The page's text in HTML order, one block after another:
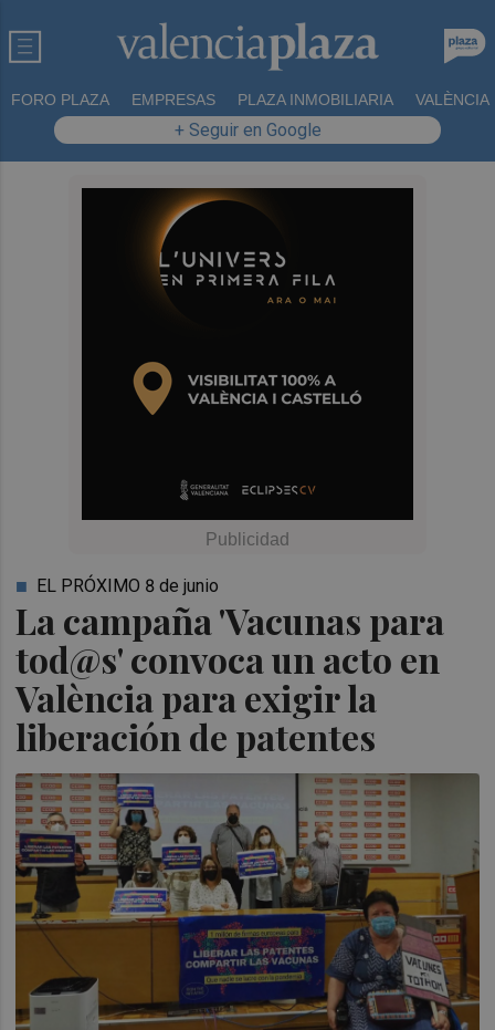
FORO PLAZA EMPRESAS PLAZA INMOBILIARIA VALÈNCIA
+ Seguir en Google
La campaña 'Vacunas para
tod@s' convoca un acto en
València para exigir la
liberación de patentes
EL PRÓXIMO 8 de junio